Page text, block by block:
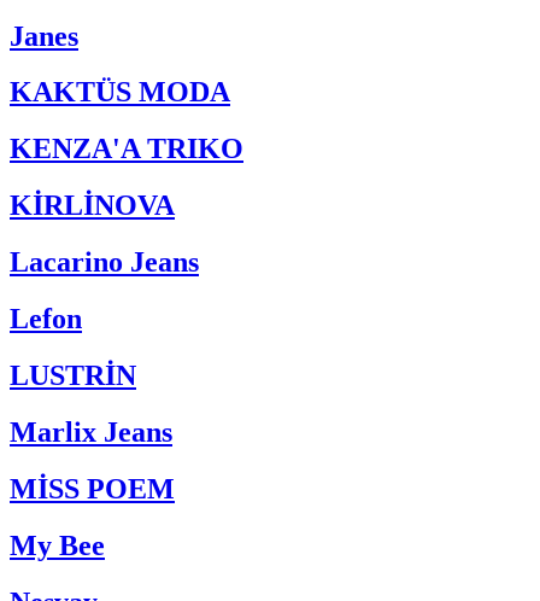
Janes
KAKTÜS MODA
KENZA'A TRIKO
KİRLİNOVA
Lacarino Jeans
Lefon
LUSTRİN
Marlix Jeans
MİSS POEM
My Bee